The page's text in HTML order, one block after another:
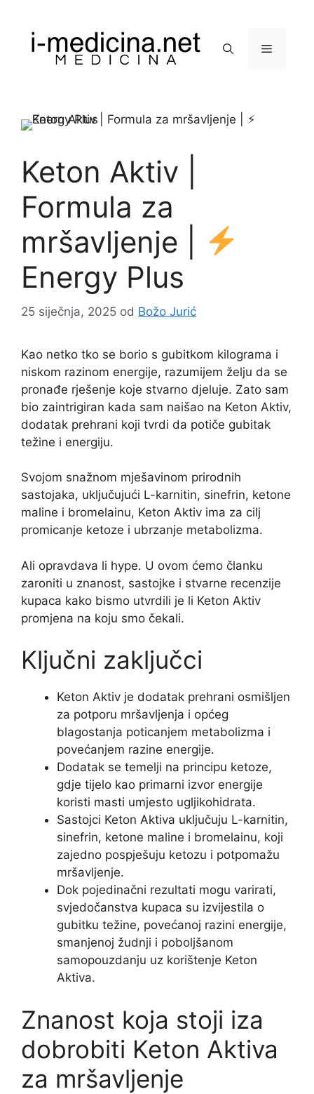
sadržaj
Izbornik
Keton Aktiv |
Formula za
mršavljenje |
Energy Plus
25 siječnja, 2025 od Božo Jurić
Kao netko tko se borio s gubitkom kilograma i
niskom razinom energije, razumijem želju da se
pronađe rješenje koje stvarno djeluje. Zato sam
bio zaintrigiran kada sam naišao na Keton Aktiv,
dodatak prehrani koji tvrdi da potiče gubitak
težine i energiju.
Svojom snažnom mješavinom prirodnih
sastojaka, uključujući L-karnitin, sinefrin, ketone
maline i bromelainu, Keton Aktiv ima za cilj
promicanje ketoze i ubrzanje metabolizma.
Ali opravdava li hype. U ovom ćemo članku
zaroniti u znanost, sastojke i stvarne recenzije
kupaca kako bismo utvrdili je li Keton Aktiv
promjena na koju smo čekali.
Ključni zaključci
Keton Aktiv je dodatak prehrani osmišljen
za potporu mršavljenja i općeg
blagostanja poticanjem metabolizma i
povećanjem razine energije.
Dodatak se temelji na principu ketoze,
gdje tijelo kao primarni izvor energije
koristi masti umjesto ugljikohidrata.
Sastojci Keton Aktiva uključuju L-karnitin,
sinefrin, ketone maline i bromelainu, koji
zajedno pospješuju ketozu i potpomažu
mršavljenje.
Dok pojedinačni rezultati mogu varirati,
svjedočanstva kupaca su izvijestila o
gubitku težine, povećanoj razini energije,
smanjenoj žudnji i poboljšanom
samopouzdanju uz korištenje Keton
Aktiva.
Znanost koja stoji iza
dobrobiti Keton Aktiva
za mršavljenje